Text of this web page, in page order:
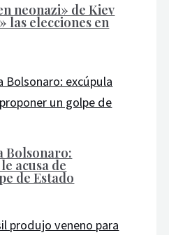
neonazi» de Kiev
las elecciones en
Bolsonaro:
acusa de
de Estado